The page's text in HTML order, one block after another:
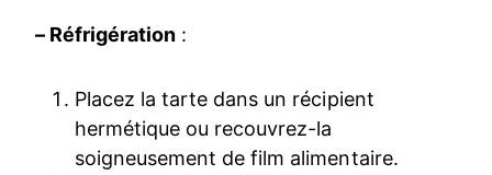
– Réfrigération :
Placez la tarte dans un récipient
hermétique ou recouvrez-la
soigneusement de film alimentaire.